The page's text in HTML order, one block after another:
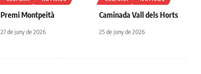
Premi Montpeità
27 de juny de 2026
Caminada Vall dels Horts
25 de juny de 2026